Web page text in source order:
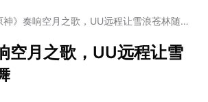
神》奏响空月之歌，UU远程让雪浪苍林随心
空月之歌，UU远程让雪